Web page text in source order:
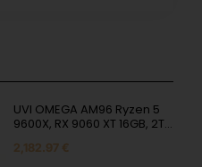
UVI OMEGA AM96 Ryzen 5
9600X, RX 9060 XT 16GB, 2TB
2,182.97 €